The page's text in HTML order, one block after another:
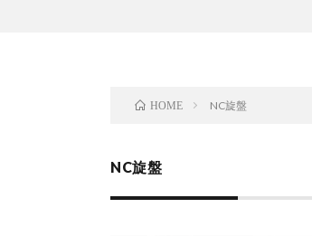
HOME NC旋盤
NC旋盤